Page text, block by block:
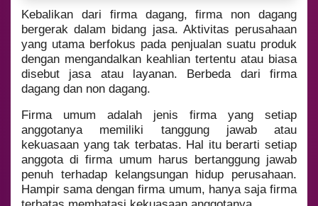
Kebalikan dari firma dagang, firma non dagang
bergerak dalam bidang jasa. Aktivitas perusahaan
yang utama berfokus pada penjualan suatu produk
dengan mengandalkan keahlian tertentu atau biasa
disebut jasa atau layanan. Berbeda dari firma
dagang dan non dagang.
Firma umum adalah jenis firma yang setiap
anggotanya memiliki tanggung jawab atau
kekuasaan yang tak terbatas. Hal itu berarti setiap
anggota di firma umum harus bertanggung jawab
penuh terhadap kelangsungan hidup perusahaan.
Hampir sama dengan firma umum, hanya saja firma